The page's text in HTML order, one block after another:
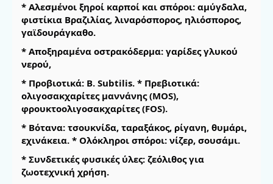
* Αλεσμένοι ξηροί καρποί και σπόροι: αμύγδαλα,
φιστίκια Βραζιλίας, λιναρόσπορος, ηλιόσπορος,
γαϊδουράγκαθο.
* Αποξηραμένα οστρακόδερμα: γαρίδες γλυκού
νερού,
* Προβιοτικά: B. Subtilis. * Πρεβιοτικά:
ολιγοσακχαρίτες μαννάνης (MOS),
φρουκτοολιγοσακχαρίτες (FOS).
* Βότανα: τσουκνίδα, ταραξάκος, ρίγανη, θυμάρι,
εχινάκεια. * Ολόκληροι σπόροι: νίζερ, σουσάμι.
* Συνδετικές φυσικές ύλες: ζεόλιθος για
ζωοτεχνική χρήση.